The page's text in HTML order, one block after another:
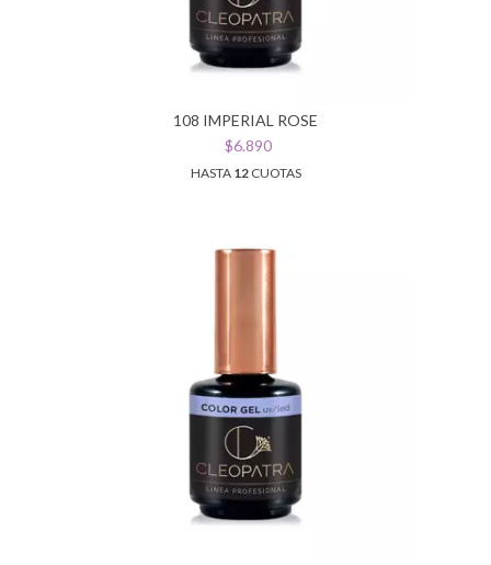
108 IMPERIAL ROSE
$6.890
HASTA 12CUOTAS